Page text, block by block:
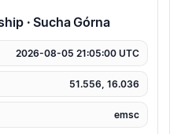
· Sucha Górna
2026-08-05 21:05:00 UTC
51.556, 16.036
emsc